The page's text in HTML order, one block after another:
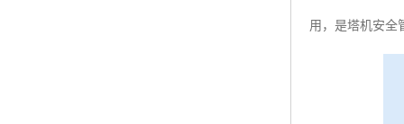
用，是塔机安全